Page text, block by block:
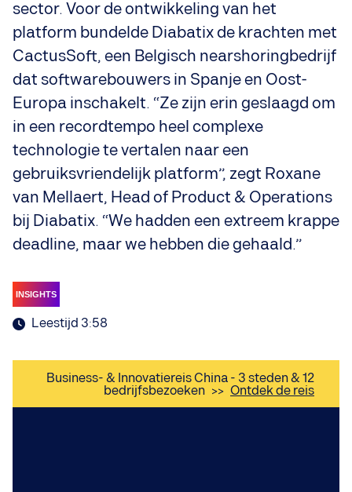
sector. Voor de ontwikkeling van het
platform bundelde Diabatix de krachten met
CactusSoft, een Belgisch nearshoringbedrijf
dat softwarebouwers in Spanje en Oost-
Europa inschakelt. “Ze zijn erin geslaagd om
in een recordtempo heel complexe
technologie te vertalen naar een
gebruiksvriendelijk platform”, zegt Roxane
van Mellaert, Head of Product & Operations
bij Diabatix. “We hadden een extreem krappe
deadline, maar we hebben die gehaald.”
INSIGHTS
Leestijd 3:58
Business- & Innovatiereis China - 3 steden & 12
bedrijfsbezoeken >> Ontdek de reis